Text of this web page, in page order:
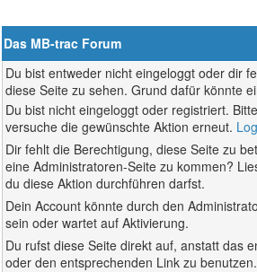
Das MB-trac Forum
Du bist entweder nicht eingeloggt oder dir
diese Seite zu sehen. Grund dafür könnte
Du bist nicht eingeloggt oder registriert.
versuche die gewünschte Aktion erneut.
Dir fehlt die Berechtigung, diese Seite zu
eine Administratoren-Seite zu kommen?
du diese Aktion durchführen darfst.
Dein Account könnte durch den
sein oder wartet auf Aktivierung.
Du rufst diese Seite direkt auf, anstatt das
oder den entsprechenden Link zu benutzen.